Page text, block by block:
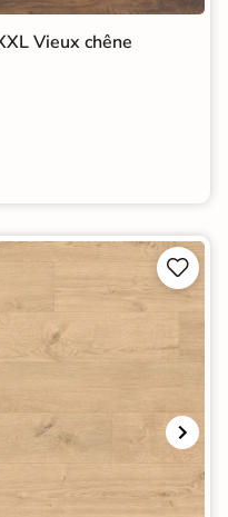
Vieux chêne

